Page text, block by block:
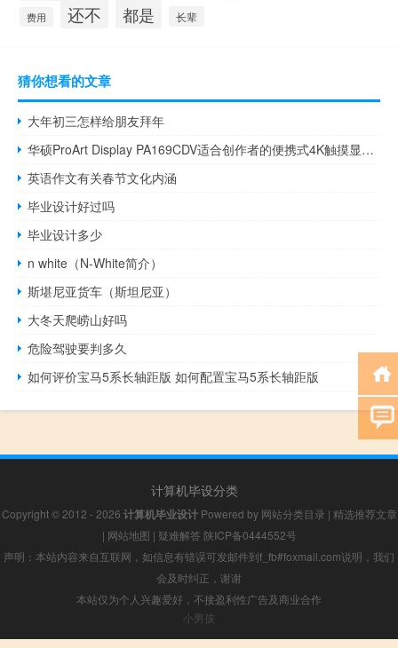
费用 还不 都是 长辈
猜你想看的文章
大年初三怎样给朋友拜年
华硕ProArt Display PA169CDV适合创作者的便携式4K触摸显示器
英语作文有关春节文化内涵
毕业设计好过吗
毕业设计多少
n white（N-White简介）
斯堪尼亚货车（斯坦尼亚）
大冬天爬崂山好吗
危险驾驶要判多久
如何评价宝马5系长轴距版 如何配置宝马5系长轴距版
计算机毕设分类
Copyright © 2012 - 2026 计算机毕业设计Powered by 网站分类目录 | 精选推荐文章
| 网站地图 | 疑难解答 陕ICP备0444552号
声明：本站内容来自互联网，如信息有错误可发邮件到f_fb#foxmail.com说明，我们
会及时纠正，谢谢
本站仅为个人兴趣爱好，不接盈利性广告及商业合作
小男孩